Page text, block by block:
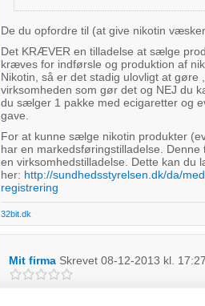
De du opfordre til (at give nikotin
Det KRÆVER en tilladelse at sælge
kræves for indførsle og produktion af
Nikotin, så er det stadig ulovligt at
virksomheden som gør det og NEJ du
du sælger 1 pakke med ecigaretter og
gave.
For at kunne sælge nikotin produkter
har en markedsføringstilladelse.
en virksomhedstilladelse. Dette kan du
her: http://sundhedsstyrelsen.dk/da/
registrering
32bit.dk
Mit firma Skrevet 08-12-2013 kl. 17:27